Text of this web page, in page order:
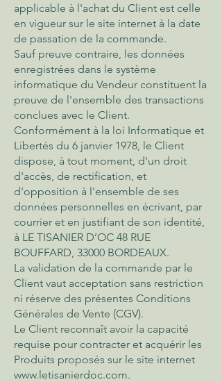
applicable à l'achat du Client est celle
en vigueur sur le site internet à la date
de passation de la commande.
Sauf preuve contraire, les données
enregistrées dans le système
informatique du Vendeur constituent la
preuve de l'ensemble des transactions
conclues avec le Client.
Conformément à la loi Informatique et
Libertés du 6 janvier 1978, le Client
dispose, à tout moment, d'un droit
d'accès, de rectification, et
d'opposition à l'ensemble de ses
données personnelles en écrivant, par
courrier et en justifiant de son identité,
à LE TISANIER D’OC 48 RUE
BOUFFARD, 33000 BORDEAUX.
La validation de la commande par le
Client vaut acceptation sans restriction
ni réserve des présentes Conditions
Générales de Vente (CGV).
Le Client reconnaît avoir la capacité
requise pour contracter et acquérir les
Produits proposés sur le site internet
www.letisanierdoc.com.